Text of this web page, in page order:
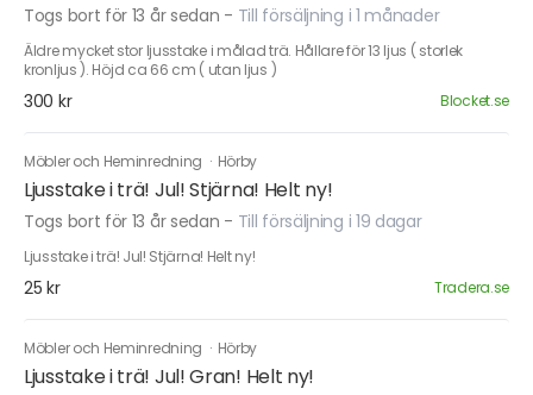
Togs bort för 13 år sedan - Till försäljning i 1 månader
Äldre mycket stor ljusstake i målad trä. Hållare för 13 ljus ( storlek
kronljus ). Höjd ca 66 cm ( utan ljus )
300 kr Blocket.se
Möbler och Heminredning · Hörby
Ljusstake i trä! Jul! Stjärna! Helt ny!
Togs bort för 13 år sedan - Till försäljning i 19 dagar
Ljusstake i trä! Jul! Stjärna! Helt ny!
25 kr Tradera.se
Möbler och Heminredning · Hörby
Ljusstake i trä! Jul! Gran! Helt ny!